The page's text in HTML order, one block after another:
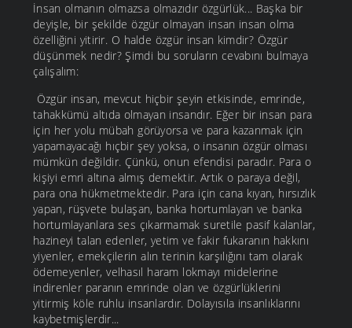
İnsan olmanın olmazsa olmazıdır özgürlük... Başka bir
deyişle, bir şekilde özgür olmayan insan insan olma
özelliğini yitirir. O halde özgür insan kimdir? Özgür
düşünmek nedir? Şimdi bu soruların cevabını bulmaya
çalışalım:
Özgür insan, mevcut hiçbir şeyin etkisinde, emrinde,
tahakkümü altıda olmayan insandır. Eğer bir insan para
için her yolu mübah görüyorsa ve para kazanmak için
yapamayacağı hıçbir şey yoksa, o insanın özgür olması
mümkün değildir. Çünkü, onun efendisi paradır. Para o
kişiyi emri altına almış demektir. Artık o paraya değil,
para ona hükmetmektedir. Para için cana kıyan, hırsızlık
yapan, rüşvete bulaşan, banka hortumlayan ve banka
hortumlayanlara ses çıkarmamak suretile pasif kalanlar,
hazineyi talan edenler, yetim ve fakir fukaranın hakkını
yiyenler, emekçilerin alın terinin karşılığını tam olarak
ödemeyenler, velhasıl haram lokmayı midelerine
indirenler paranın emrinde olan ve özgürlüklerini
yitirmiş köle ruhlu insanlardır. Dolayısıla insanlıklarını
kaybetmişlerdir...